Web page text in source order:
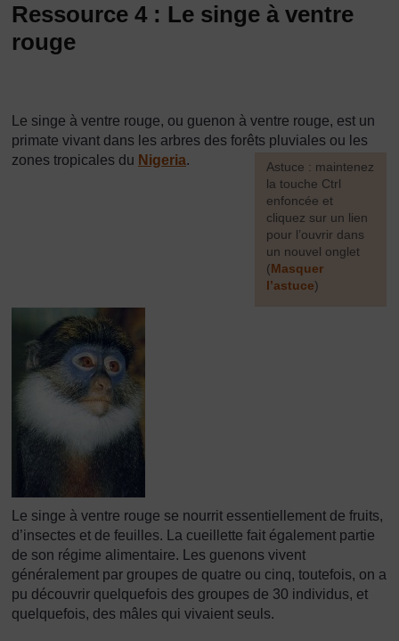
Ressource 4 : Le singe à ventre
rouge
Le singe à ventre rouge, ou guenon à ventre rouge, est un
primate vivant dans les arbres des forêts pluviales ou les
zones tropicales du Nigeria [Astuce : maintenez
la touche Ctrl
enfoncée et
cliquez sur un lien
pour l’ouvrir dans
un nouvel onglet
(Masquer
l’astuce)
.
Le singe à ventre rouge se nourrit essentiellement de fruits,
d’insectes et de feuilles. La cueillette fait également partie
de son régime alimentaire. Les guenons vivent
généralement par groupes de quatre ou cinq, toutefois, on a
pu découvrir quelquefois des groupes de 30 individus, et
quelquefois, des mâles qui vivaient seuls.